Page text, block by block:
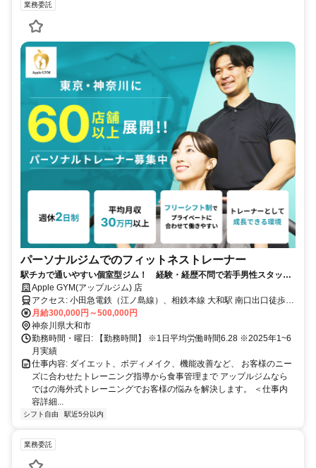
業務委託
パーソナルジムでのフィットネストレーナー
駅チカで通いやすい個室型ジム！ 経験・経歴不問で若手男性スタッフ
活躍中！「平均報酬30万円以上」「※2025年4月実績」
Apple GYM(アップルジム) 店
アクセス: 小田急電鉄（江ノ島線）、相鉄本線 大和駅 南口出口徒歩3
分
月給300,000円～500,000円
神奈川県大和市
勤務時間・曜日: 【勤務時間】 ※1日平均労働時間6.28 ※2025年1~6
月実績
仕事内容: ダイエット、ボディメイク、機能改善など、 お客様のニー
ズに合わせたトレーニング指導から食事管理まで アップルジムなら
ではの海外式トレーニングでお客様の悩みを解決します。 ＜仕事内
容詳細...
シフト自由 駅近5分以内
業務委託